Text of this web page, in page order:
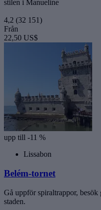
stilen i Manueline
4,2 (32 151)
Från
22,50 US$
upp till -11 %
Lissabon
Belém-tornet
Gå uppför spiraltrappor,
staden.